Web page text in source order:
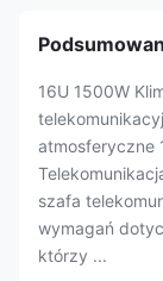
16U 1500W
atmosferyczne
szafa
wymagań
którzy ...